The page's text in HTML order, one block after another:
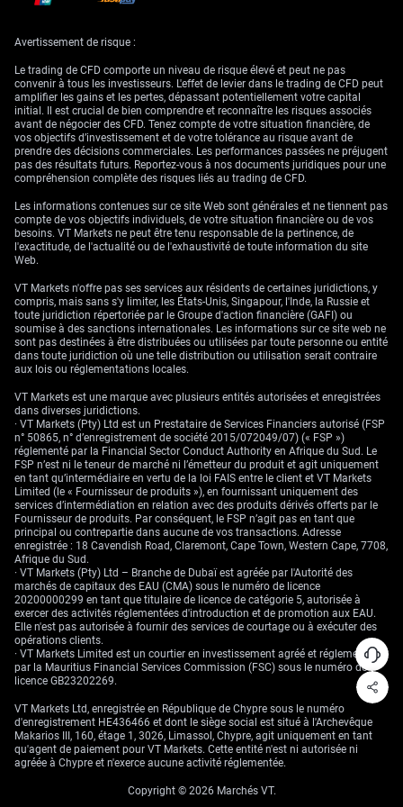
Cette stratégie est profitable si USD/SGD reste au-dessus de ce plancher
rémunéré pour attendre et voir si les acheteurs sur repli se manifestent,
comme anticipé.
La prudence reste de mise, car nous sommes en fin de deuxième
trimestre, une période susceptible de perturber les schémas de
négociation habituels. Historiquement, nous avons observé
d’importants flux de rapatriement vers le dollar singapourien à cette
période, ce qui peut temporairement renforcer le SGD. Cela pourrait, de
façon inattendue, pousser la paire à la baisse et l’amener à tester le
Nous surveillerons donc de près la résistance à 1,2980 ; une cassure
nette au-dessus signalerait que la tendance haussière reprend le dessus.
À l’inverse, une incapacité à préserver le support à 1,2940 indiquerait
qu’une correction plus profonde devient probable. Nos stratégies sur
ces niveaux critiques dans les prochains jours.
Avertissement de risque :
Le trading de CFD comporte un niveau de risque élevé et peut ne pas
convenir à tous les investisseurs. L'effet de levier dans le trading de CFD peut
amplifier les gains et les pertes, dépassant potentiellement votre capital
initial. Il est crucial de bien comprendre et reconnaître les risques associés
avant de négocier des CFD. Tenez compte de votre situation financière, de
vos objectifs d’investissement et de votre tolérance au risque avant de
prendre des décisions commerciales. Les performances passées ne préjugent
pas des résultats futurs. Reportez-vous à nos documents juridiques pour une
compréhension complète des risques liés au trading de CFD.
Les informations contenues sur ce site Web sont générales et ne tiennent pas
compte de vos objectifs individuels, de votre situation financière ou de vos
besoins. VT Markets ne peut être tenu responsable de la pertinence, de
l'exactitude, de l'actualité ou de l'exhaustivité de toute information du site
Web.
VT Markets n'offre pas ses services aux résidents de certaines juridictions, y
compris, mais sans s'y limiter, les États-Unis, Singapour, l'Inde, la Russie et
toute juridiction répertoriée par le Groupe d'action financière (GAFI) ou
soumise à des sanctions internationales. Les informations sur ce site web ne
sont pas destinées à être distribuées ou utilisées par toute personne ou entité
dans toute juridiction où une telle distribution ou utilisation serait contraire
aux lois ou réglementations locales.
VT Markets est une marque avec plusieurs entités autorisées et enregistrées
dans diverses juridictions.
· VT Markets (Pty) Ltd est un Prestataire de Services Financiers autorisé (FSP
n° 50865, n° d’enregistrement de société 2015/072049/07) (« FSP »)
réglementé par la Financial Sector Conduct Authority en Afrique du Sud. Le
FSP n’est ni le teneur de marché ni l’émetteur du produit et agit uniquement
en tant qu’intermédiaire en vertu de la loi FAIS entre le client et VT Markets
Limited (le « Fournisseur de produits »), en fournissant uniquement des
services d’intermédiation en relation avec des produits dérivés offerts par le
Fournisseur de produits. Par conséquent, le FSP n’agit pas en tant que
principal ou contrepartie dans aucune de vos transactions. Adresse
enregistrée : 18 Cavendish Road, Claremont, Cape Town, Western Cape, 7708,
Afrique du Sud.
· VT Markets (Pty) Ltd – Branche de Dubaï est agréée par l'Autorité des
marchés de capitaux des EAU (CMA) sous le numéro de licence
20200000299 en tant que titulaire de licence de catégorie 5, autorisée à
exercer des activités réglementées d'introduction et de promotion aux EAU.
Elle n'est pas autorisée à fournir des services de courtage ou à exécuter des
opérations clients.
· VT Markets Limited est un courtier en investissement agréé et réglementé
par la Mauritius Financial Services Commission (FSC) sous le numéro de
licence GB23202269.
VT Markets Ltd, enregistrée en République de Chypre sous le numéro
d'enregistrement HE436466 et dont le siège social est situé à l'Archevêque
Makarios III, 160, étage 1, 3026, Limassol, Chypre, agit uniquement en tant
qu'agent de paiement pour VT Markets. Cette entité n'est ni autorisée ni
agréée à Chypre et n'exerce aucune activité réglementée.
Copyright © 2026 Marchés VT.